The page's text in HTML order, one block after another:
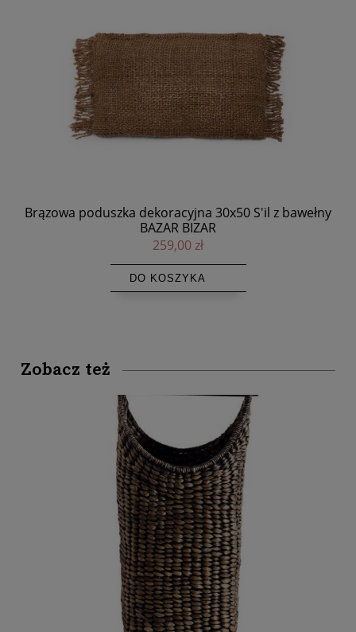
Brązowa poduszka dekoracyjna 30x50 S'il z bawełny
BAZAR BIZAR
259,00 zł
DO KOSZYKA
Zobacz też